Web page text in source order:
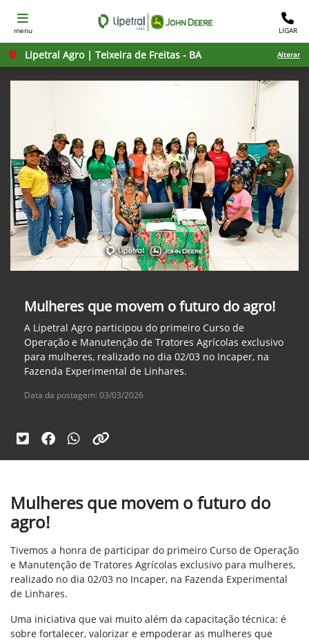
menu LIGAR
Lipetral Agro | Teixeira de Freitas - BA Alterar
Mulheres que movem o futuro do agro!
A Lipetral Agro participou do primeiro Curso de
Operação e Manutenção de Tratores Agrícolas exclusivo
para mulheres, realizado no dia 02/03 no Incaper, na
Fazenda Experimental de Linhares.
Data da postagem: 03/03/2026
Mulheres que movem o futuro do
agro!
Tivemos a honra de participar do primeiro Curso de Operação
e Manutenção de Tratores Agrícolas exclusivo para mulheres,
realizado no dia 02/03 no Incaper, na Fazenda Experimental
de Linhares.
Uma iniciativa que vai muito além da capacitação técnica: é
sobre fortalecer, valorizar e empoderar as mulheres que